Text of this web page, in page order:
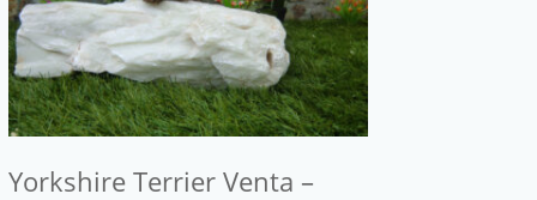
Yorkshire Terrier Venta –